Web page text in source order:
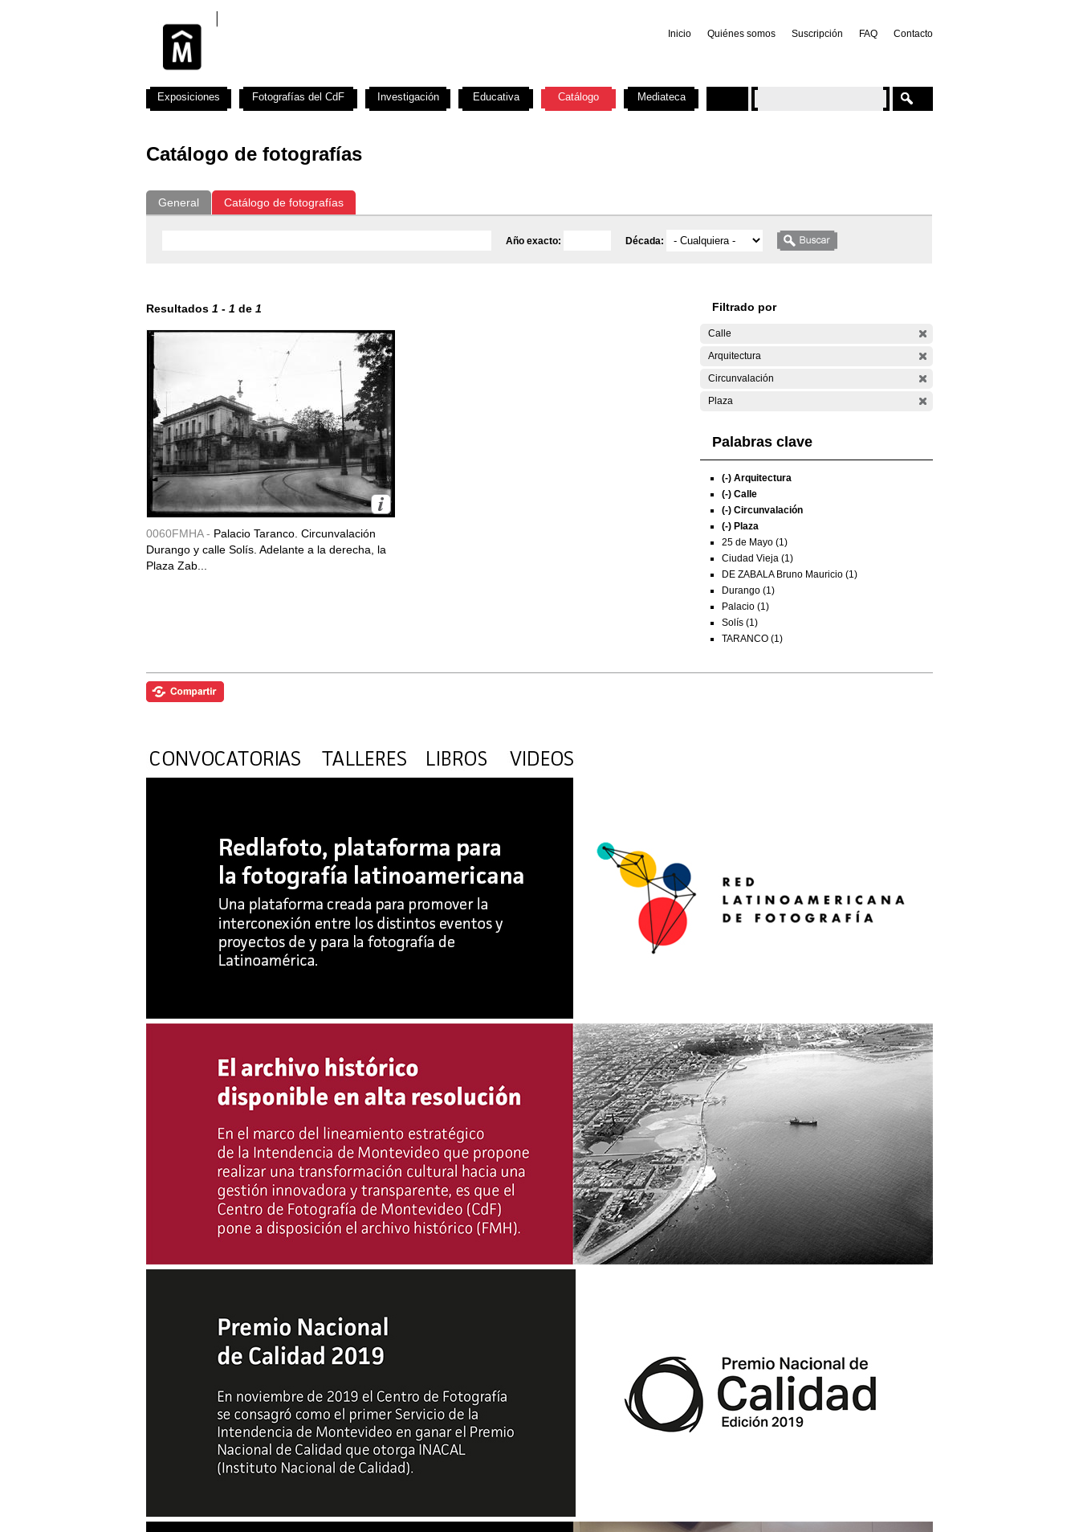
Inicio Quiénes somos Suscripción FAQ Contacto
Catálogo de fotografías
General Catálogo de fotografías
Año exacto: Década:
Resultados 1 - 1 de 1
0060FMHA - Palacio Taranco. Circunvalación
Durango y calle Solís. Adelante a la derecha, la
Plaza Zab...
Filtrado por
Calle
Arquitectura
Circunvalación
Plaza
Palabras clave
(-) Arquitectura
(-) Calle
(-) Circunvalación
(-) Plaza
25 de Mayo (1)
Ciudad Vieja (1)
DE ZABALA Bruno Mauricio (1)
Durango (1)
Palacio (1)
Solís (1)
TARANCO (1)
Exposiciones Fotografías del CdF Investigación Educativa Catálogo Mediateca